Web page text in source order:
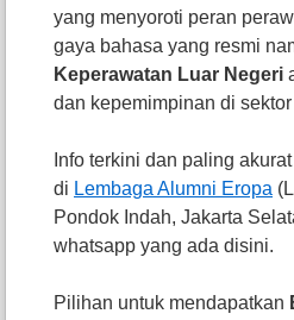
yang menyoroti peran
gaya bahasa yang resmi
Keperawatan Luar Negeri
dan kepemimpinan di
Info terkini dan paling
di Lembaga Alumni Eropa
Pondok Indah, Jakarta
whatsapp yang ada disini.
Pilihan untuk mendapatkan